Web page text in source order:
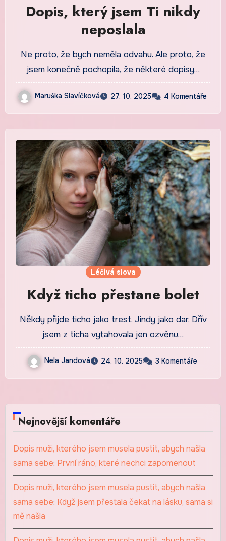
Dopis, který jsem Ti nikdy
neposlala
Ne proto, že bych neměla odvahu. Ale proto, že
jsem konečně pochopila, že některé dopisy…
Maruška Slavíčková 27. 10. 2025 4 Komentáře
Léčivá slova
Když ticho přestane bolet
Někdy přijde ticho jako trest. Jindy jako dar. Dřív
jsem z ticha vytahovala jen ozvěnu…
Nela Jandová 24. 10. 2025 3 Komentáře
Nejnovější komentáře
Dopis muži, kterého jsem musela pustit, abych našla
sama sebe: První ráno, které nechci zapomenout
Dopis muži, kterého jsem musela pustit, abych našla
sama sebe: Když jsem přestala čekat na lásku, sama si
mě našla